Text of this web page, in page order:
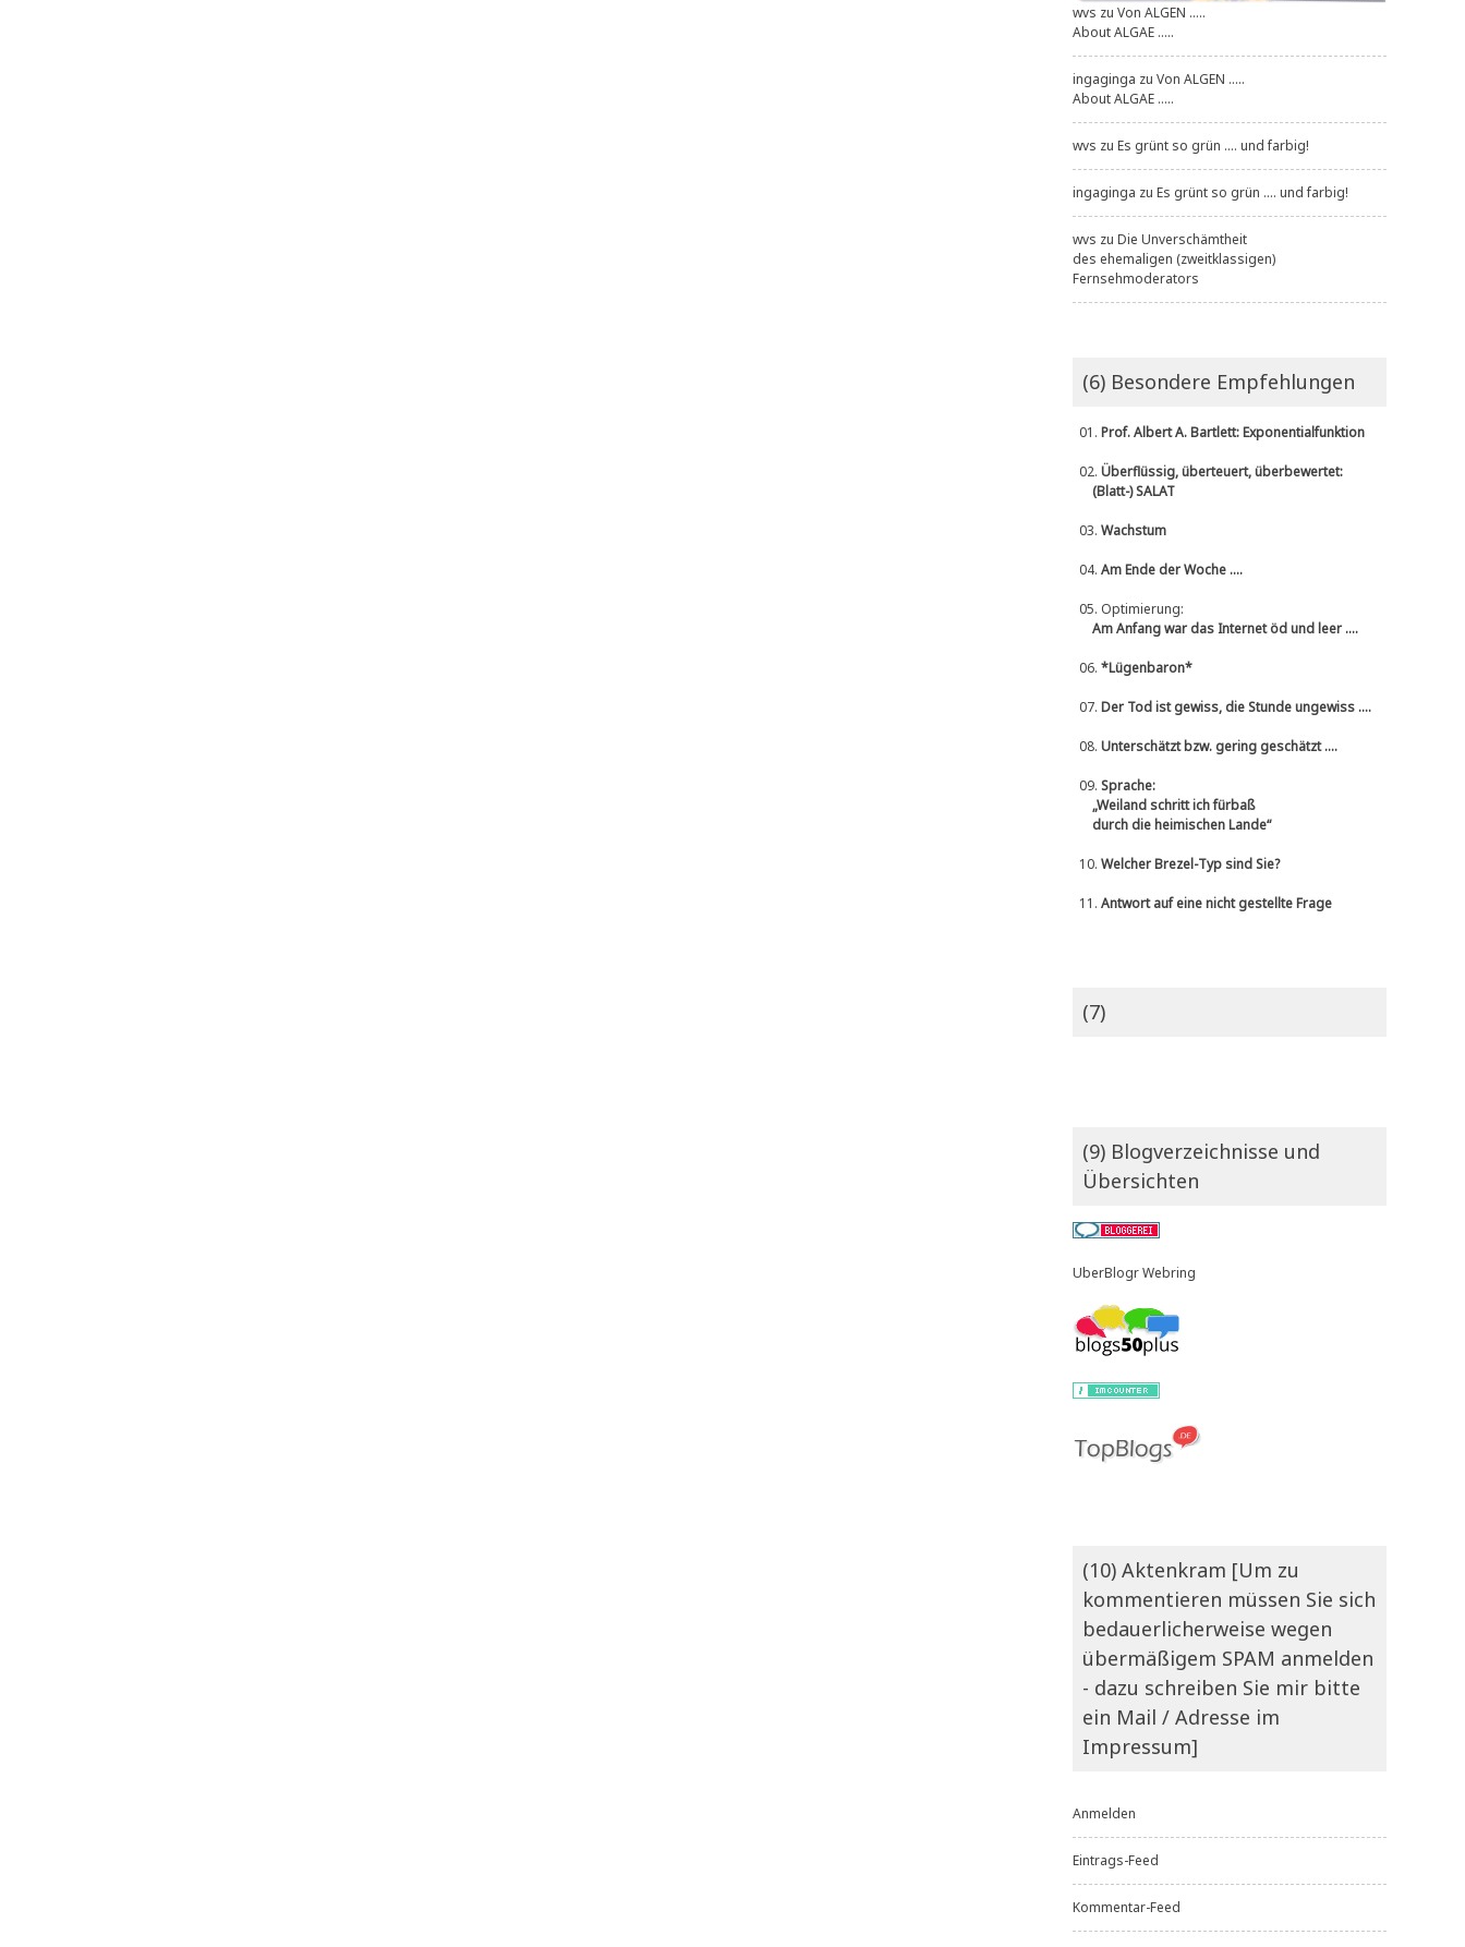
wvs zu Von ALGEN .....
About ALGAE .....
ingaginga zu Von ALGEN .....
About ALGAE .....
wvs zu Es grünt so grün .... und farbig!
ingaginga zu Es grünt so grün .... und farbig!
wvs zu Die Unverschämtheit
des ehemaligen (zweitklassigen)
Fernsehmoderators
(6) Besondere Empfehlungen
01. Prof. Albert A. Bartlett: Exponentialfunktion
02. Überflüssig, überteuert, überbewertet:
(Blatt-) SALAT
03. Wachstum
04. Am Ende der Woche ....
05. Optimierung:
Am Anfang war das Internet öd und leer ....
06. *Lügenbaron*
07. Der Tod ist gewiss, die Stunde ungewiss ....
08. Unterschätzt bzw. gering geschätzt ....
09. Sprache:
„Weiland schritt ich fürbaß
durch die heimischen Lande“
10. Welcher Brezel-Typ sind Sie?
11. Antwort auf eine nicht gestellte Frage
(7)
(9) Blogverzeichnisse und
Übersichten
UberBlogr Webring
(10) Aktenkram [Um zu
kommentieren müssen Sie sich
bedauerlicherweise wegen
übermäßigem SPAM anmelden
- dazu schreiben Sie mir bitte
ein Mail / Adresse im
Impressum]
Anmelden
Eintrags-Feed
Kommentar-Feed